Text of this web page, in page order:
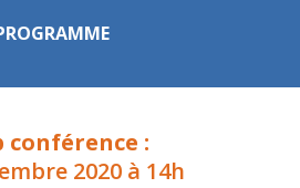
conférence :
2020 à 14h